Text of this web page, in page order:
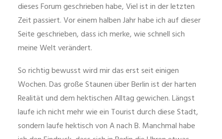
dieses Forum geschrieben habe, Viel ist in der letzten
Zeit passiert. Vor einem halben Jahr habe ich auf dieser
Seite geschrieben, dass ich merke, wie schnell sich
meine Welt verändert.
So richtig bewusst wird mir das erst seit einigen
Wochen. Das große Staunen über Berlin ist der harten
Realität und dem hektischen Alltag gewichen. Längst
laufe ich nicht mehr wie ein Tourist durch diese Stadt,
sondern laufe hektisch von A nach B. Manchmal habe